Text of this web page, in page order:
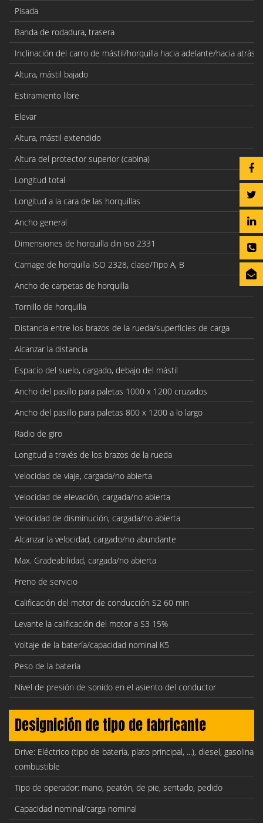
Pisada
Banda de rodadura, trasera
Inclinación del carro de mástil/horquilla hacia adelante/hacia atrás
Altura, mástil bajado
Estiramiento libre
Elevar
Altura, mástil extendido
Altura del protector superior (cabina)
Longitud total
Longitud a la cara de las horquillas
Ancho general
Dimensiones de horquilla din iso 2331
Carriage de horquilla ISO 2328, clase/Tipo A, B
Ancho de carpetas de horquilla
Tornillo de horquilla
Distancia entre los brazos de la rueda/superficies de carga
Alcanzar la distancia
Espacio del suelo, cargado, debajo del mástil
Ancho del pasillo para paletas 1000 x 1200 cruzados
Ancho del pasillo para paletas 800 x 1200 a lo largo
Radio de giro
Longitud a través de los brazos de la rueda
Velocidad de viaje, cargada/no abierta
Velocidad de elevación, cargada/no abierta
Velocidad de disminución, cargada/no abierta
Alcanzar la velocidad, cargado/no abundante
Max. Gradeabilidad, cargada/no abierta
Freno de servicio
Calificación del motor de conducción S2 60 min
Levante la calificación del motor a S3 15%
Voltaje de la batería/capacidad nominal K5
Peso de la batería
Nivel de presión de sonido en el asiento del conductor
Designición de tipo de fabricante
Drive: Eléctrico (tipo de batería, plato principal, ...), diesel, gasolina,
combustible
Tipo de operador: mano, peatón, de pie, sentado, pedido
Capacidad nominal/carga nominal